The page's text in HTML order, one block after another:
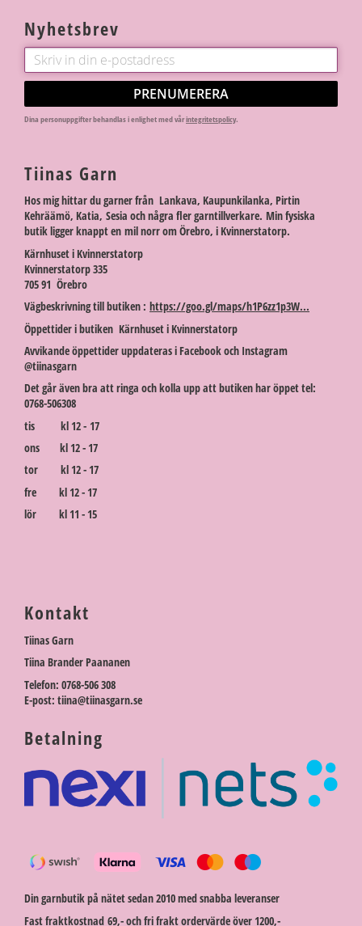
Nyhetsbrev
PRENUMERERA
Dina personuppgifter behandlas i enlighet med vårintegritetspolicy.
Tiinas Garn
Hos mig hittar du garner från Lankava, Kaupunkilanka, Pirtin
Kehräämö, Katia, Sesia och några fler garntillverkare. Min fysiska
butik ligger knappt en mil norr om Örebro, i Kvinnerstatorp.
Kärnhuset i Kvinnerstatorp
Kvinnerstatorp 335
705 91 Örebro
Vägbeskrivning till butiken : https://goo.gl/maps/h1P6zz1p3W...
Öppettider i butiken Kärnhuset i Kvinnerstatorp
Avvikande öppettider uppdateras i Facebook och Instagram
@tiinasgarn
Det går även bra att ringa och kolla upp att butiken har öppet tel:
0768-506308
tis kl 12 - 17
ons kl 12 - 17
tor kl 12 - 17
fre kl 12 - 17
lör kl 11 - 15
Kontakt
Tiinas Garn
Tiina Brander Paananen
Telefon: 0768-506 308
E-post: tiina@tiinasgarn.se
Betalning
Din garnbutik på nätet sedan 2010 med snabba leveranser
Fast fraktkostnad 69,- och fri frakt ordervärde över 1200,-